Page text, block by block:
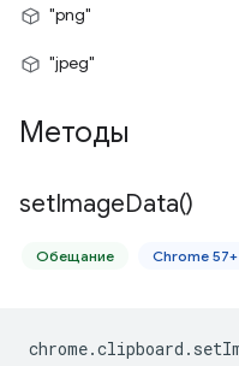
"png"
"jpeg"
Методы
setImageData()
Обещание Chrome 57+
chrome.clipboard .